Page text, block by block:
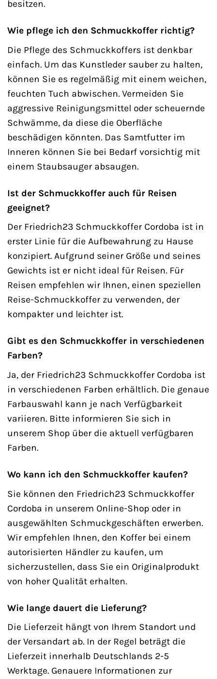
besitzen.
Wie pflege ich den Schmuckkoffer richtig?
Die Pflege des Schmuckkoffers ist denkbar
einfach. Um das Kunstleder sauber zu halten,
können Sie es regelmäßig mit einem weichen,
feuchten Tuch abwischen. Vermeiden Sie
aggressive Reinigungsmittel oder scheuernde
Schwämme, da diese die Oberfläche
beschädigen könnten. Das Samtfutter im
Inneren können Sie bei Bedarf vorsichtig mit
einem Staubsauger absaugen.
Ist der Schmuckkoffer auch für Reisen
geeignet?
Der Friedrich23 Schmuckkoffer Cordoba ist in
erster Linie für die Aufbewahrung zu Hause
konzipiert. Aufgrund seiner Größe und seines
Gewichts ist er nicht ideal für Reisen. Für
Reisen empfehlen wir Ihnen, einen speziellen
Reise-Schmuckkoffer zu verwenden, der
kompakter und leichter ist.
Gibt es den Schmuckkoffer in verschiedenen
Farben?
Ja, der Friedrich23 Schmuckkoffer Cordoba ist
in verschiedenen Farben erhältlich. Die genaue
Farbauswahl kann je nach Verfügbarkeit
variieren. Bitte informieren Sie sich in
unserem Shop über die aktuell verfügbaren
Farben.
Wo kann ich den Schmuckkoffer kaufen?
Sie können den Friedrich23 Schmuckkoffer
Cordoba in unserem Online-Shop oder in
ausgewählten Schmuckgeschäften erwerben.
Wir empfehlen Ihnen, den Koffer bei einem
autorisierten Händler zu kaufen, um
sicherzustellen, dass Sie ein Originalprodukt
von hoher Qualität erhalten.
Wie lange dauert die Lieferung?
Die Lieferzeit hängt von Ihrem Standort und
der Versandart ab. In der Regel beträgt die
Lieferzeit innerhalb Deutschlands 2-5
Werktage. Genauere Informationen zur